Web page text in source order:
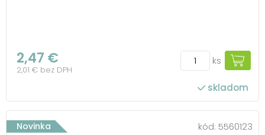
2,47 €
2,01 € bez DPH
ks
skladom
Novinka kód: 5560123